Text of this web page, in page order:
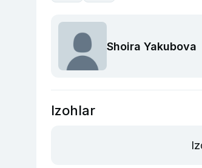
Shoira Yakubova
Izohlar